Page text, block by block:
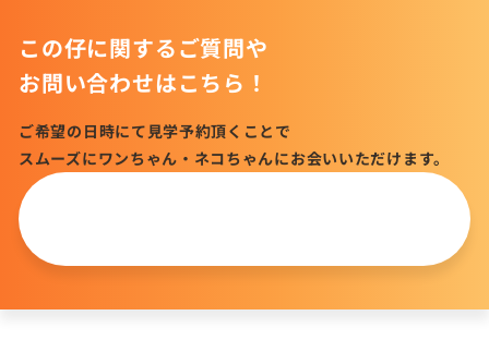
この仔に関するご質問や
お問い合わせはこちら！
ご希望の日時にて見学予約頂くことで
スムーズにワンちゃん・ネコちゃんにお会いいただけます。